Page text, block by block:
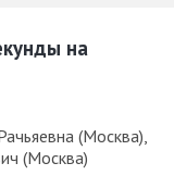
на
(Москва),
(Москва)